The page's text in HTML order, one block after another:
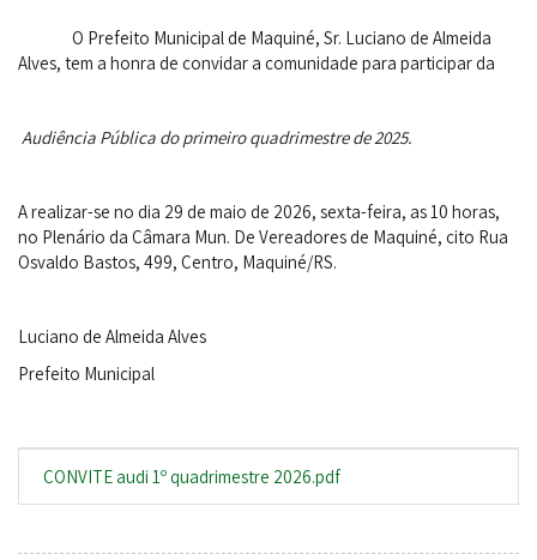
O Prefeito Municipal de Maquiné, Sr. Luciano de Almeida
Alves, tem a honra de convidar a comunidade para participar da
Audiência Pública do primeiro quadrimestre de 2025.
A realizar-se no dia 29 de maio de 2026, sexta-feira, as 10 horas,
no Plenário da Câmara Mun. De Vereadores de Maquiné, cito Rua
Osvaldo Bastos, 499, Centro, Maquiné/RS.
Luciano de Almeida Alves
Prefeito Municipal
CONVITE audi 1º quadrimestre 2026.pdf